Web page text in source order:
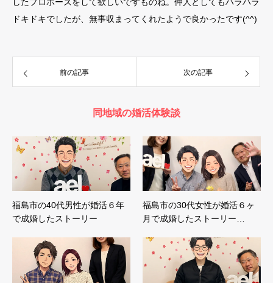
ドキドキでしたが、無事収まってくれたようで良かったです(^^)
前の記事 次の記事
同地域の婚活体験談
福島市の40代男性が婚活６年
で成婚したストーリー
福島市の30代女性が婚活６ヶ
月で成婚したストーリー…